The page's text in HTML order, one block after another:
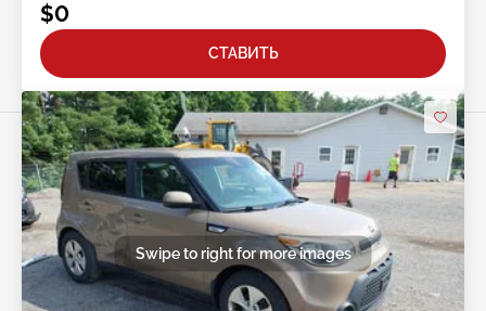
$0
СТАВИТЬ
Swipe to right for more images